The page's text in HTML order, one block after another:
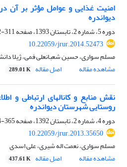
امنیت غذایی و عوامل مؤثر بر آن
دیواندره
دوره 5، شماره 2، تابستان 1393، صفحه
311-332
10.22059/jrur.2014.52473
مسلم سواری، حسین شعبانعلی فمی، ژیلا
مشاهده مقاله
اصل مقاله 289.01 K
نقش منابع و کانال‏های ارتباطی و
روستایی شهرستان دیواندره
دوره 4، شماره 2، تابستان 1392، صفحه
365-384
10.22059/jrur.2013.35650
مسلم سواری، نعمت اله شیری، علی اسدی
مشاهده مقاله
اصل مقاله 437.61 K